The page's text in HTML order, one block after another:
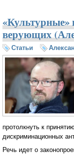
«Культурные»
верующих
Статьи
протолкнуть к
дискриминационных
Речь идет о